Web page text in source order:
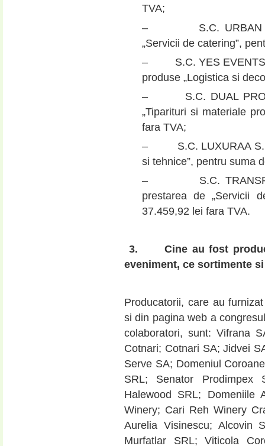
TVA;
– S.C. URBAN
„Servicii de catering”,
– S.C. YES EVENTS
produse „Logistica si
– S.C. DUAL
„Tiparituri si materiale
fara TVA;
– S.C. LUXURAA
si tehnice”, pentru suma
– S.C.
prestarea de „Servicii
37.459,92 lei fara TVA.
3.Cine au fost
eveniment, ce sortimente
Producatorii, care au
si din pagina web a
colaboratori, sunt: Vifrana
Cotnari; Cotnari SA; Jidvei
Serve SA; Domeniul
SRL; Senator Prodimpex
Halewood SRL; Domeniile
Winery; Cari Reh Winery
Aurelia Visinescu; Alcovin
Murfatlar SRL; Viticola